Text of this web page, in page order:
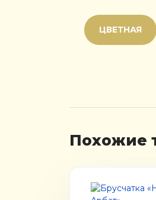
ЦВЕТНАЯ
Похожие